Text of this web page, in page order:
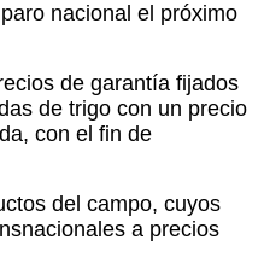
nacional el próximo
de garantía fijados
de trigo con un precio
con el fin de
del campo, cuyos
a precios